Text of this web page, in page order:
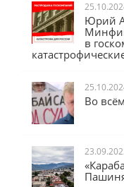
Юрий
в
Во